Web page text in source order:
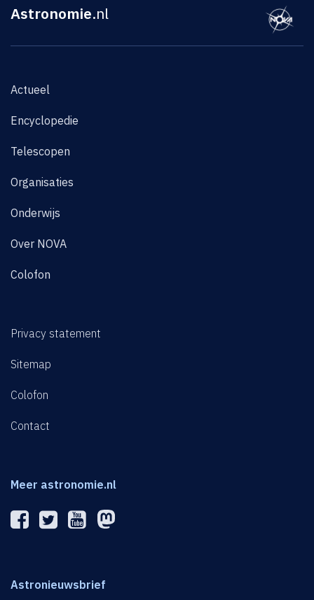
Astronomie.nl
Actueel
Encyclopedie
Telescopen
Organisaties
Onderwijs
Over NOVA
Colofon
Privacy statement
Sitemap
Colofon
Contact
Meer astronomie.nl
Astronieuwsbrief